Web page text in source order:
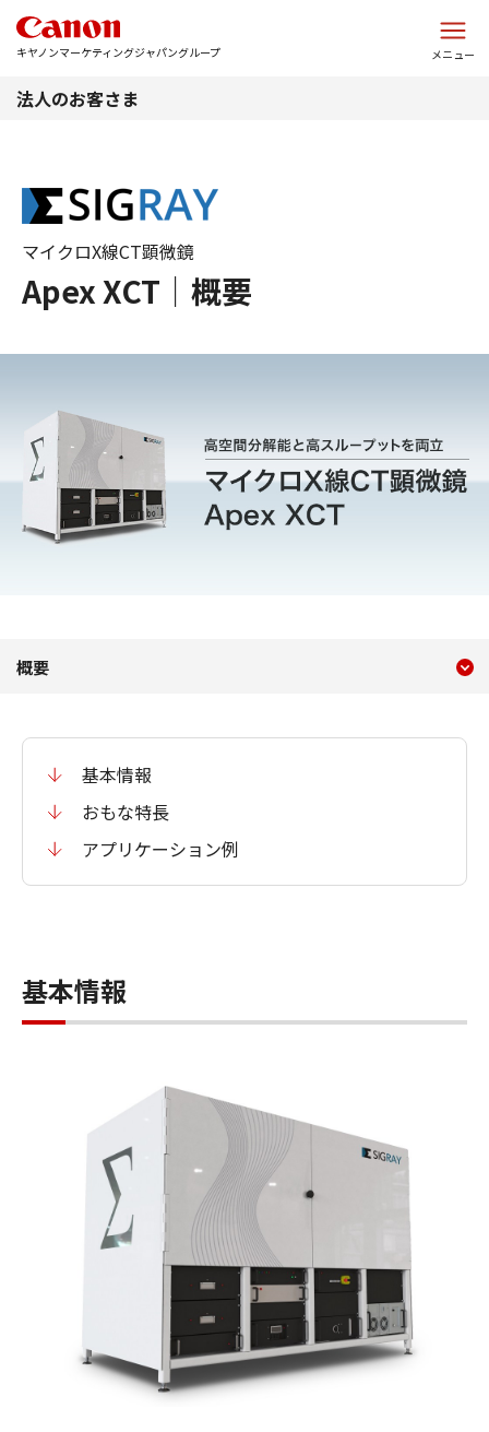
キヤノンマーケティングジャパングループ メニュー
法人のお客さま
Apex XCT｜概要
マイクロX線CT顕微鏡
マイクロX線CT顕微鏡｜
概要
基本情報
おもな特長
アプリケーション例
基本情報